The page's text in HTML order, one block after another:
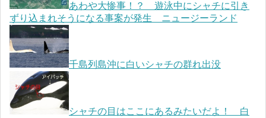
あわや大惨事！？ 遊泳中にシャチに引き
ずり込まれそうになる事案が発生 ニュージーランド
千島列島沖に白いシャチの群れ出没
シャチの目はここにあるみたいだよ！ 白